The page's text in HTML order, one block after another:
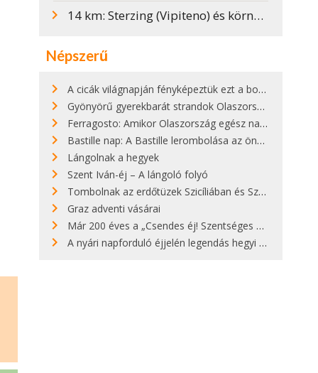
14 km: Sterzing (Vipiteno) és környéke
Népszerű
A cicák világnapján fényképeztük ezt a bokor alatt hűsölő cicát Kisorosziban
Gyönyörű gyerekbarát strandok Olaszországban - megmutatjuk a 15 legjobbat
Ferragosto: Amikor Olaszország egész nap nyaral
Bastille nap: A Bastille lerombolása az önkényuralom végét jelentette
Lángolnak a hegyek
Szent Iván-éj – A lángoló folyó
Tombolnak az erdőtüzek Szicíliában és Szardínián
Graz adventi vásárai
Már 200 éves a „Csendes éj! Szentséges éj!”
A nyári napforduló éjjelén legendás hegyi tüzek világítják meg Zugspitzét